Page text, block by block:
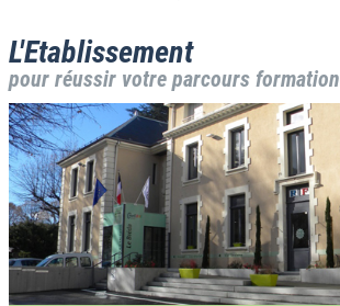
L'Etablissement
pour réussir votre parcours formation